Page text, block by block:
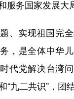
服务国家发展大
实现祖国完全
，是全体中华
代党解决台湾
“九二共识”，团